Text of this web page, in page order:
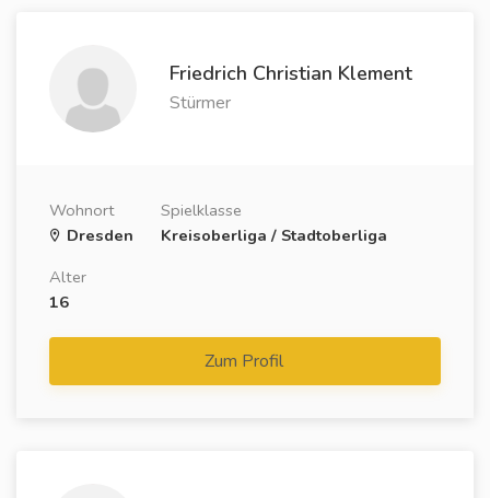
Friedrich Christian Klement
Stürmer
Wohnort
Dresden
Spielklasse
Kreisoberliga / Stadtoberliga
Alter
16
Zum Profil